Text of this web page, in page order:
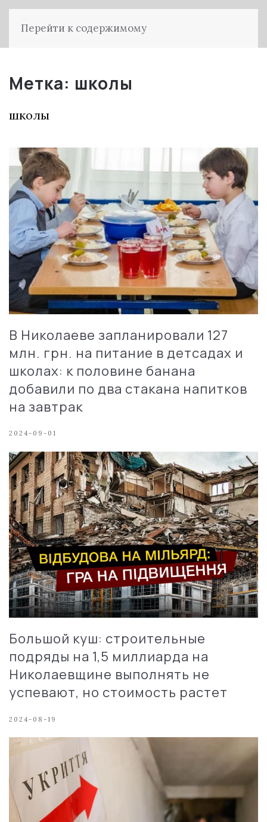
Перейти к содержимому
Метка: школы
школы
В Николаеве запланировали 127
млн. грн. на питание в детсадах и
школах: к половине банана
добавили по два стакана напитков
на завтрак
2024-09-01
Большой куш: строительные
подряды на 1,5 миллиарда на
Николаевщине выполнять не
успевают, но стоимость растет
2024-08-19